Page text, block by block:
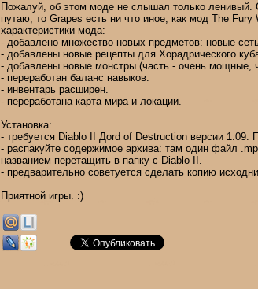
Пожалуй, об этом моде не слышал только ленивый.
путаю, то Grapes есть ни что иное, как мод The
характеристики мода:
- добавлено множество новых предметов: новые
- добавлены новые рецепты для Хорадрического
- добавлены новые монстры (часть - очень мощные,
- переработан баланс навыков.
- инвентарь расширен.
- переработана карта мира и локации.
Установка:
- требуется Diablo II Дord of Destruction версии 1.09.
- распакуйте содержимое архива: там один файл
названием перетащить в папку с Diablo II.
- предварительно советуется сделать копию
Приятной игры. :)